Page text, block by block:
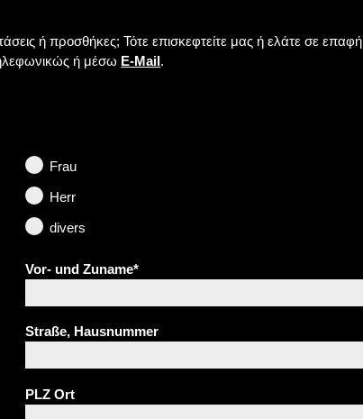
ή προσθήκες; Τότε επισκεφτείτε μας ή ελάτε σε επαφή
ή μέσω E-Mail .
Frau
Herr
divers
Vor- und Zuname*
Straße, Hausnummer
PLZ Ort